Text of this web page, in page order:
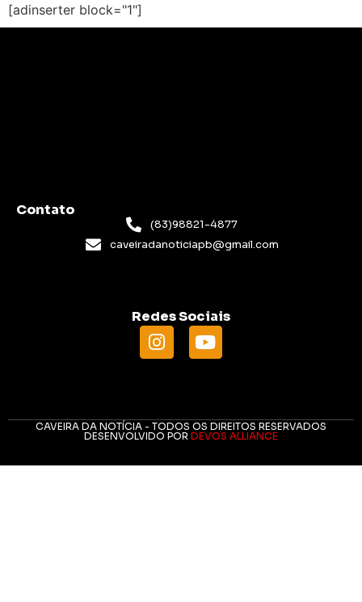
[adinserter block="1"]
Contato
(83)98821-4877
caveiradanoticiapb@gmail.com
Redes Sociais
CAVEIRA DA NOTÍCIA - TODOS OS DIREITOS RESERVADOS
DESENVOLVIDO POR DEVOS ALLIANCE